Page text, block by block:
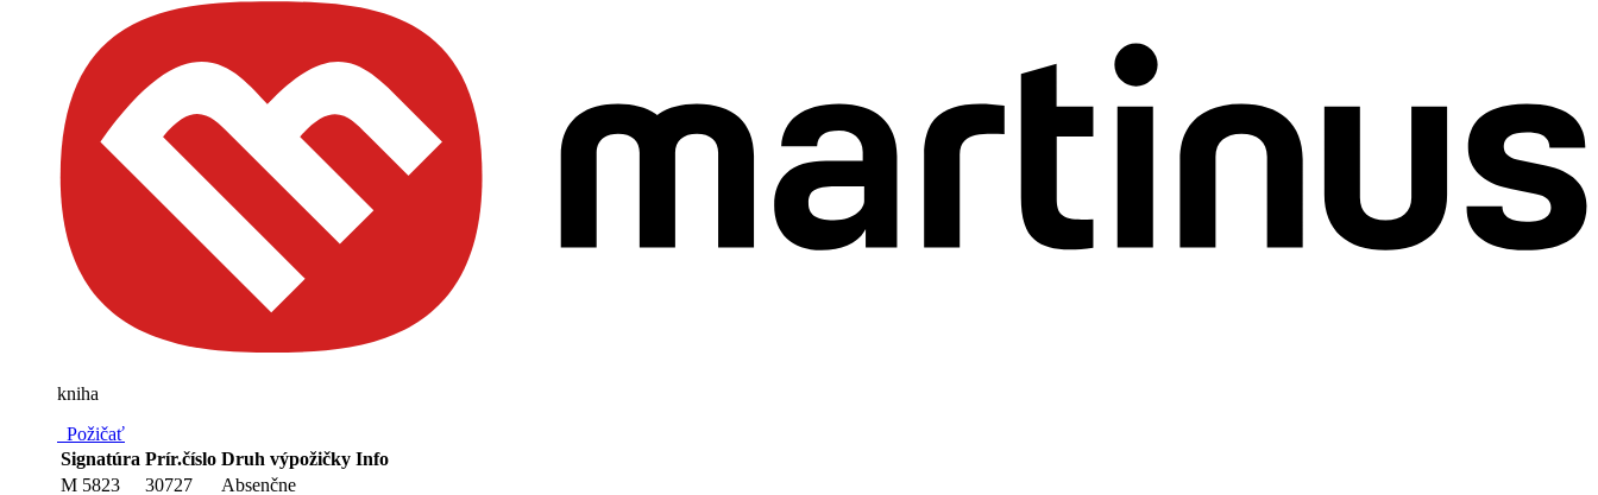
kniha
Požičať
Signatúra Prír.číslo Druh výpožičky Info
M 5823
30727
Absenčne